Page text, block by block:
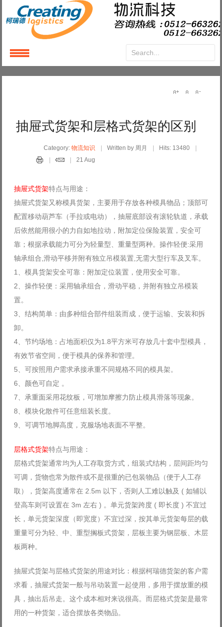
抽屉式货架和层格式货架的区别
Category:物流知识 Written by 周月
Hits: 13480
21 Aug
抽屉式货架特点与用途：
抽屉式货架又称模具货架，主要用于存放各种模具物品；顶部可
配置移动葫芦车（手拉或电动），抽屉底部设有滚轮轨道，承载
后依然能用很小的力自如地拉动，附加定位保险装置，安全可
靠；根据承载能力可分为轻量型、重量型两种。操作轻便:采用
轴承组合,滑动平移并附有独立吊模装置,无需大型行车及叉车。
1、模具货架安全可靠：附加定位装置，使用安全可靠。
2、操作轻便：采用轴承组合，滑动平稳，并附有独立吊模装
置。
3、结构简单：由多种组合部件组装而成，便于运输、安装和拆
卸。
4、节约场地：占地面积仅为1.8平方米可存放几十套中型模具，
有效节省空间，便于模具的保养和管理。
5、可按照用户需求承接承重不同规格不同的模具架。
6、颜色可自定 。
7、承重面采用花纹板，可增加摩擦力防止模具滑落等现象。
8、模块化散件可任意组装长度。
9、可调节地脚高度，克服场地表面不平整。
层格式货架特点与用途：
层格式货架通常均为人工存取货方式，组装式结构，层间距均匀
可调，货物也常为散件或不是很重的已包装物品（便于人工存
取），货架高度通常在 2.5m 以下，否则人工难以触及 ( 如辅以
登高车则可设置在 3m 左右 ) 。单元货架跨度 ( 即长度 ) 不宜过
长，单元货架深度（即宽度）不宜过深，按其单元货架每层的载
重量可分为轻、中、重型搁板式货架，层板主要为钢层板、木层
板两种。
抽屉式货架与层格式货架的用途对比：根据柯瑞德货架的客户需
求看，抽屉式货架一般与吊动装置一起使用，多用于摆放重的模
具，抽出后吊走。这个成本相对来说很高。而层格式货架是最常
用的一种货架，适合摆放各类物品。
LoginorRegister
Log in with Facebook
Forgot your password?
Forgot your username?